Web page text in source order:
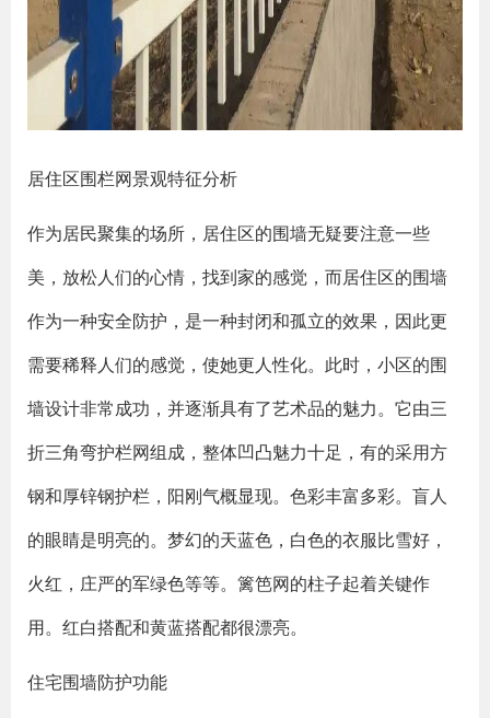
居住区围栏网景观特征分析
作为居民聚集的场所，居住区的围墙无疑要注意一些
美，放松人们的心情，找到家的感觉，而居住区的围墙
作为一种安全防护，是一种封闭和孤立的效果，因此更
需要稀释人们的感觉，使她更人性化。此时，小区的围
墙设计非常成功，并逐渐具有了艺术品的魅力。它由三
折三角弯护栏网组成，整体凹凸魅力十足，有的采用方
钢和厚锌钢护栏，阳刚气概显现。色彩丰富多彩。盲人
的眼睛是明亮的。梦幻的天蓝色，白色的衣服比雪好，
火红，庄严的军绿色等等。篱笆网的柱子起着关键作
用。红白搭配和黄蓝搭配都很漂亮。
住宅围墙防护功能